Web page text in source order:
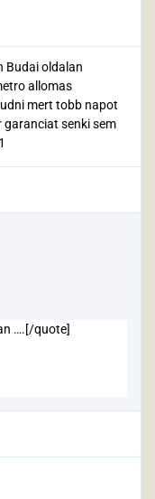
Budai oldalan
allomas
mert tobb napot
senki sem
….[/quote]